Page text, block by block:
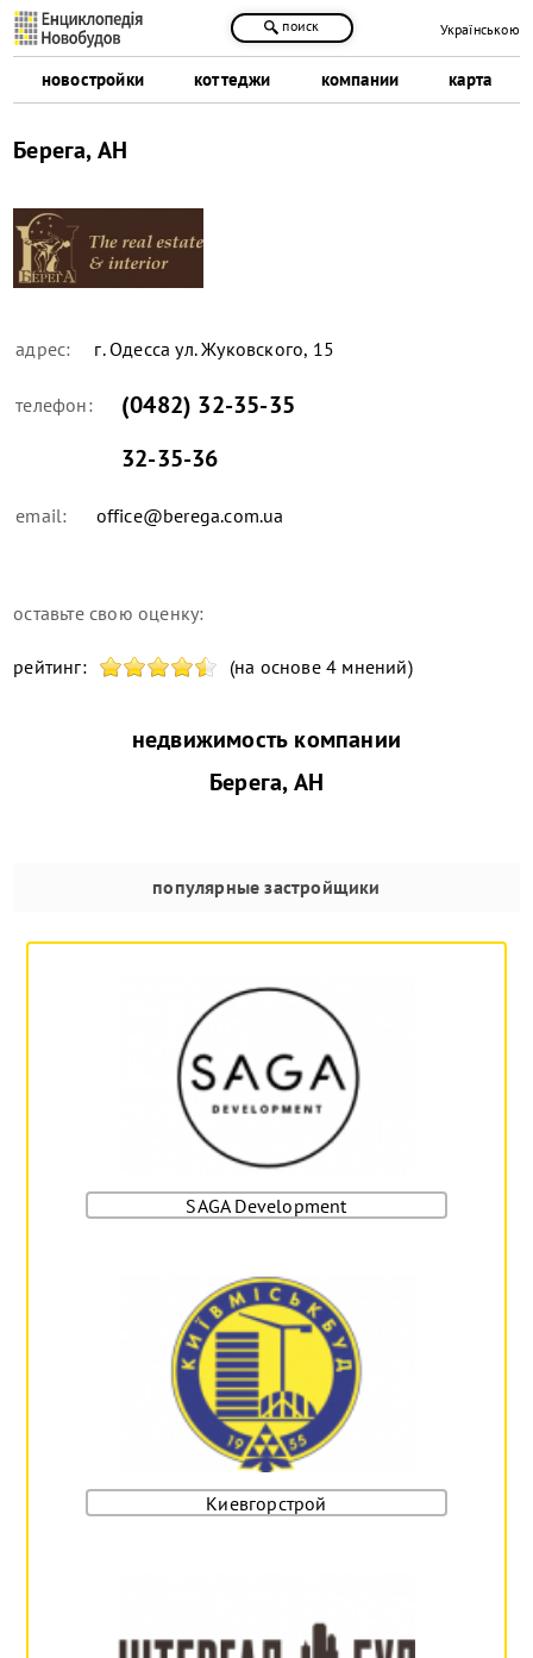
новостройки коттеджи компании карта
поиск Українською
Берега, АН
адрес: г. Одесса ул. Жуковского, 15
телефон:
(0482) 32-35-35
32-35-36
email: office@berega.com.ua
оставьте свою оценку:
рейтинг: (на основе 4 мнений)
недвижимость компании
Берега, АН
популярные застройщики
SAGA Development
Киевгорстрой